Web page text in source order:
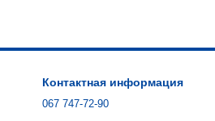
Контактная информация
067 747-72-90